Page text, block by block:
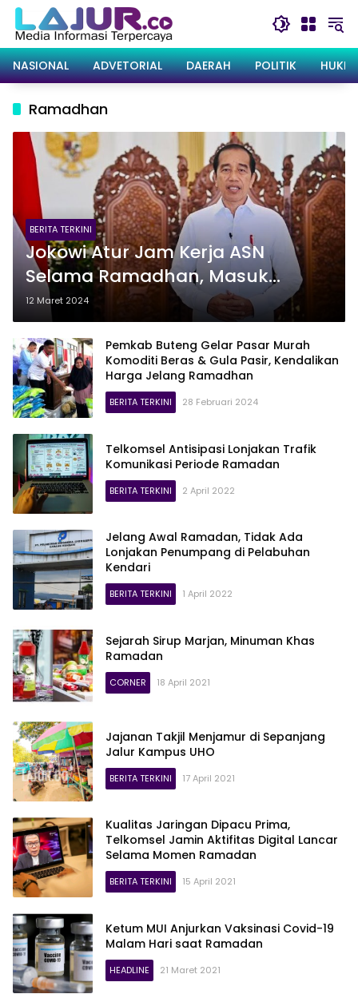
Langsung
konten
NASIONAL
ADVETORIAL DAERAH POLITIK
Ramadhan
BERITA TERKINI
Jokowi Atur Jam Kerja ASN
Selama Ramadhan, Masuk
Kantor Pukul 08.00
12 Maret 2024
Pemkab Buteng Gelar Pasar Murah
Komoditi Beras & Gula Pasir, Kendalikan
Harga Jelang Ramadhan
BERITA TERKINI 28 Februari 2024
Telkomsel Antisipasi Lonjakan Trafik
Komunikasi Periode Ramadan
BERITA TERKINI 2 April 2022
Jelang Awal Ramadan, Tidak Ada
Lonjakan Penumpang di Pelabuhan
Kendari
BERITA TERKINI 1 April 2022
Sejarah Sirup Marjan, Minuman Khas
Ramadan
CORNER 18 April 2021
Jajanan Takjil Menjamur di Sepanjang
Jalur Kampus UHO
BERITA TERKINI 17 April 2021
Kualitas Jaringan Dipacu Prima,
Telkomsel Jamin Aktifitas Digital Lancar
Selama Momen Ramadan
BERITA TERKINI 15 April 2021
Ketum MUI Anjurkan Vaksinasi Covid-19
Malam Hari saat Ramadan
HEADLINE 21 Maret 2021